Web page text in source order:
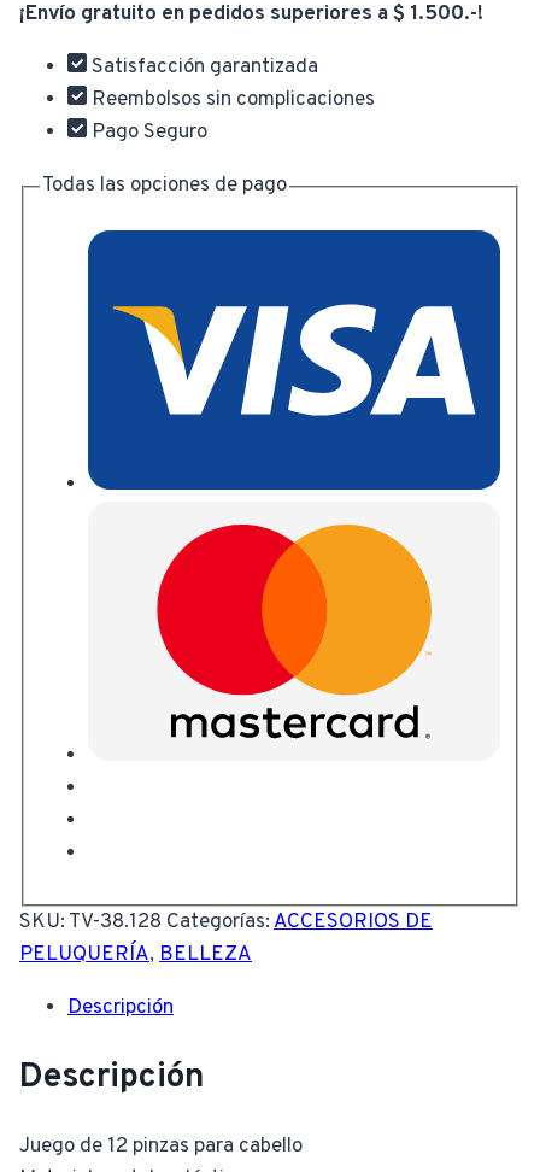
Color
Piezas
cantidad
¡Envío gratuito en pedidos superiores a $ 1.500.-!
Satisfacción garantizada
Reembolsos sin complicaciones
Pago Seguro
Todas las opciones de pago
SKU: TV-38.128 Categorías:ACCESORIOS DE
PELUQUERÍA, BELLEZA
Descripción
Descripción
Juego de 12 pinzas para cabello